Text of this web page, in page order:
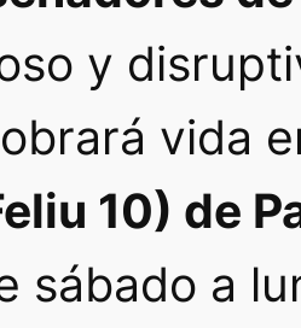
y
vida
10) de
sábado a